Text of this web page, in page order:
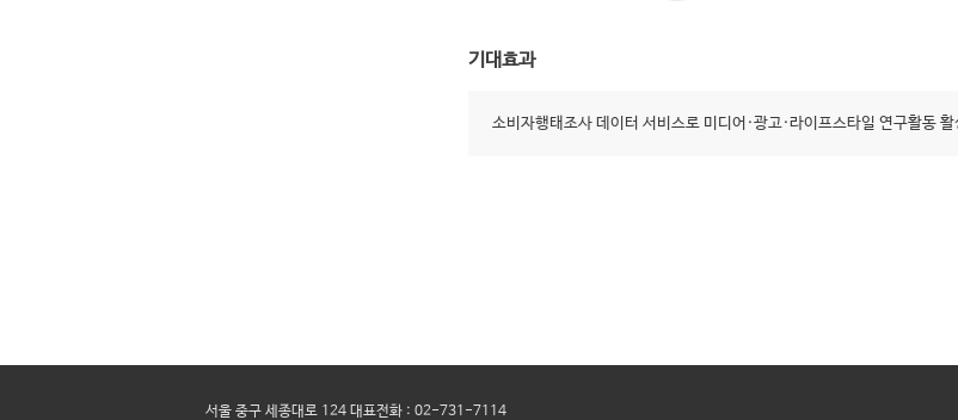
기대효과
소비자행태조사 데이터 서비스로 미디어·광고·라이프스타일 연구활동
서울 중구 세종대로 124 대표전화 : 02-731-7114